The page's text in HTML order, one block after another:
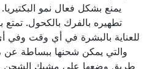
يمنع بشكل فعال نمو
تطهيره بالفرك بالكحول.
للعناية بالبشرة في أي وقت وفي
طريق وضعها على مشبك الشحن ،